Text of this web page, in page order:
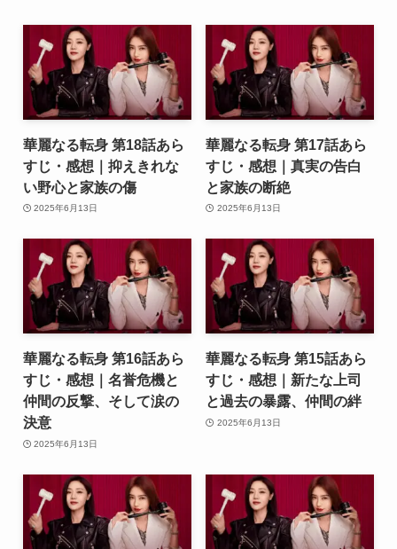
華麗なる転身 第18話あら
すじ・感想｜抑えきれな
い野心と家族の傷
2025年6月13日
華麗なる転身 第17話あら
すじ・感想｜真実の告白
と家族の断絶
2025年6月13日
華麗なる転身 第16話あら
すじ・感想｜名誉危機と
仲間の反撃、そして涙の
決意
2025年6月13日
華麗なる転身 第15話あら
すじ・感想｜新たな上司
と過去の暴露、仲間の絆
2025年6月13日